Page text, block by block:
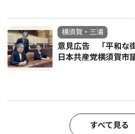
横須賀・三浦
意見広告 「平和な
日本共産党横須賀市
すべて見る